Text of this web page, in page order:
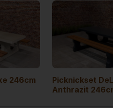
246cm
Picknickset
Anthrazit